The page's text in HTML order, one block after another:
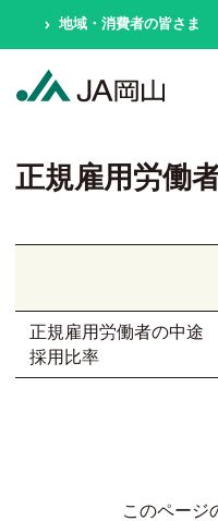
地域・消費者の皆さま
正規雇用労働
正規雇用労働者の中途
採用比率
このページ